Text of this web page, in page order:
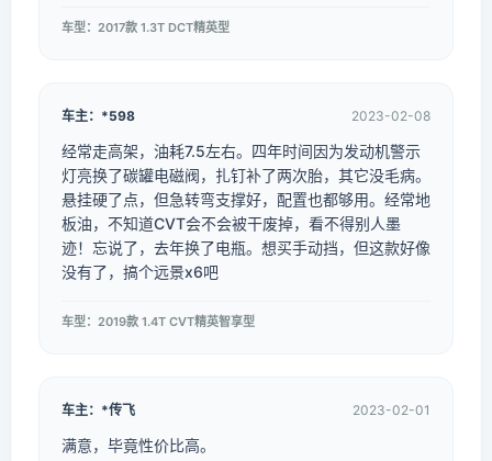
车型：2017款 1.3T DCT精英型
车主：*598 2023-02-08
经常走高架，油耗7.5左右。四年时间因为发动机警示
灯亮换了碳罐电磁阀，扎钉补了两次胎，其它没毛病。
悬挂硬了点，但急转弯支撑好，配置也都够用。经常地
板油，不知道CVT会不会被干废掉，看不得别人墨
迹！忘说了，去年换了电瓶。想买手动挡，但这款好像
没有了，搞个远景x6吧
车型：2019款 1.4T CVT精英智享型
车主：*传飞 2023-02-01
满意，毕竟性价比高。